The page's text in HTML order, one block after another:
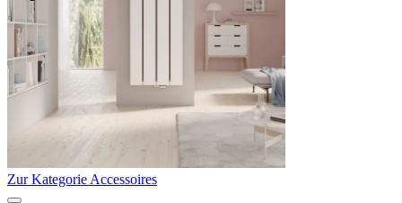
Zur Kategorie Accessoires